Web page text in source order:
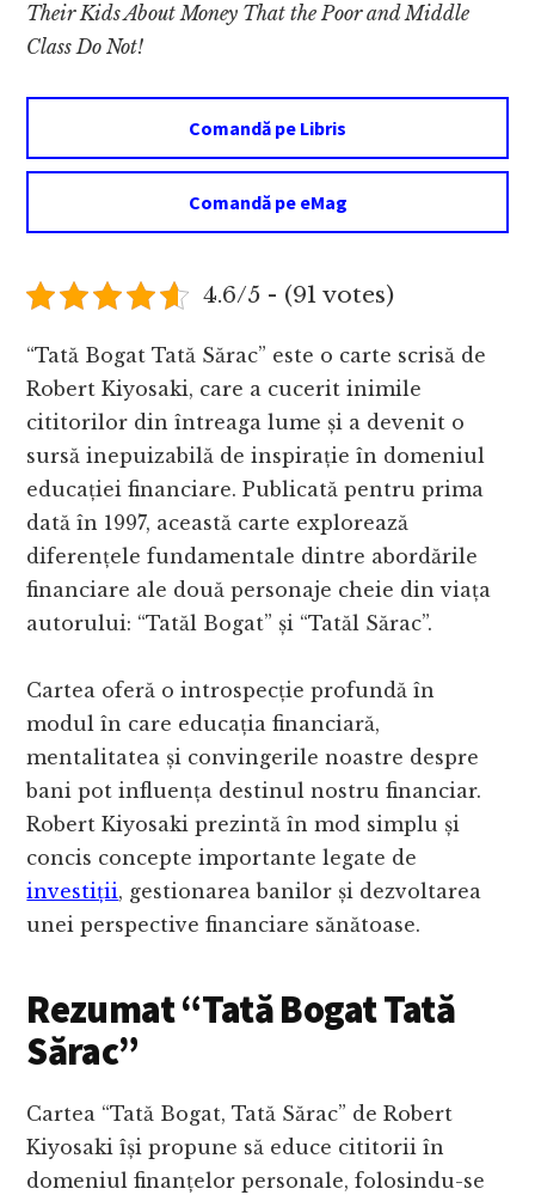
Their Kids About Money That the Poor and Middle
Class Do Not!
Comandă pe Libris
Comandă pe eMag
4.6/5 - (91 votes)
“Tată Bogat Tată Sărac” este o carte scrisă de
Robert Kiyosaki, care a cucerit inimile
cititorilor din întreaga lume și a devenit o
sursă inepuizabilă de inspirație în domeniul
educației financiare. Publicată pentru prima
dată în 1997, această carte explorează
diferențele fundamentale dintre abordările
financiare ale două personaje cheie din viața
autorului: “Tatăl Bogat” și “Tatăl Sărac”.
Cartea oferă o introspecție profundă în
modul în care educația financiară,
mentalitatea și convingerile noastre despre
bani pot influența destinul nostru financiar.
Robert Kiyosaki prezintă în mod simplu și
concis concepte importante legate de
investiții, gestionarea banilor și dezvoltarea
unei perspective financiare sănătoase.
Rezumat “Tată Bogat Tată
Sărac”
Cartea “Tată Bogat, Tată Sărac” de Robert
Kiyosaki își propune să educe cititorii în
domeniul finanțelor personale, folosindu-se